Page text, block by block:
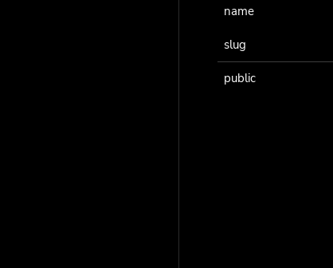
name
slug
public